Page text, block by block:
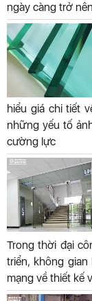
ngày càng trở
hiểu giá chi tiết
những yếu tố
cường lực
Trong thời đại
triển, không
mạng về thiết kế